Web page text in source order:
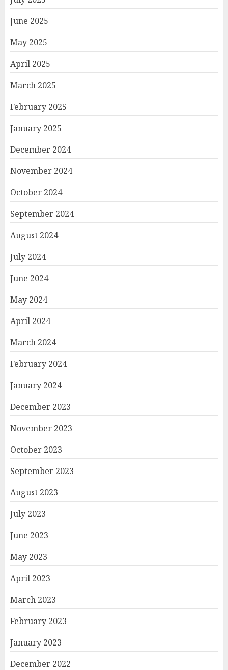
June 2025
May 2025
April 2025
March 2025
February 2025
January 2025
December 2024
November 2024
October 2024
September 2024
August 2024
July 2024
June 2024
May 2024
April 2024
March 2024
February 2024
January 2024
December 2023
November 2023
October 2023
September 2023
August 2023
July 2023
June 2023
May 2023
April 2023
March 2023
February 2023
January 2023
December 2022